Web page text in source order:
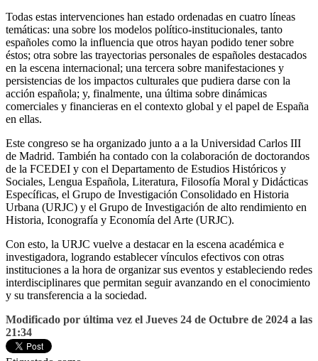
Todas estas intervenciones han estado ordenadas en cuatro líneas
temáticas: una sobre los modelos político-institucionales, tanto
españoles como la influencia que otros hayan podido tener sobre
éstos; otra sobre las trayectorias personales de españoles destacados
en la escena internacional; una tercera sobre manifestaciones y
persistencias de los impactos culturales que pudiera darse con la
acción española; y, finalmente, una última sobre dinámicas
comerciales y financieras en el contexto global y el papel de España
en ellas.
Este congreso se ha organizado junto a a la Universidad Carlos III
de Madrid. También ha contado con la colaboración de doctorandos
de la FCEDEI y con el Departamento de Estudios Históricos y
Sociales, Lengua Española, Literatura, Filosofía Moral y Didácticas
Específicas, el Grupo de Investigación Consolidado en Historia
Urbana (URJC) y el Grupo de Investigación de alto rendimiento en
Historia, Iconografía y Economía del Arte (URJC).
Con esto, la URJC vuelve a destacar en la escena académica e
investigadora, logrando establecer vínculos efectivos con otras
instituciones a la hora de organizar sus eventos y estableciendo redes
interdisciplinares que permitan seguir avanzando en el conocimiento
y su transferencia a la sociedad.
Modificado por última vez el Jueves 24 de Octubre de 2024 a las
21:34